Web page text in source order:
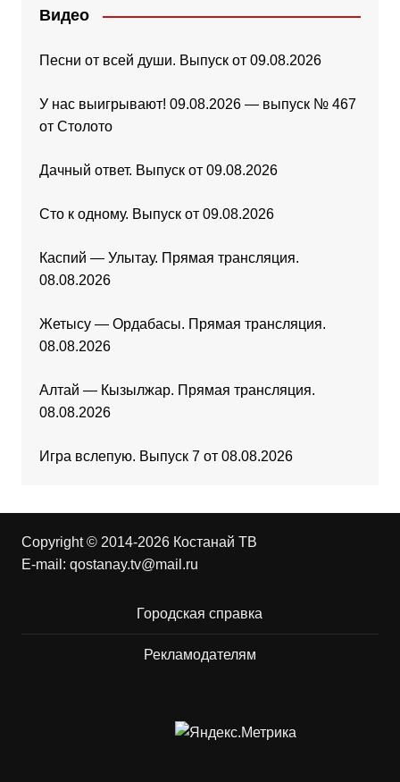
Видео
Песни от всей души. Выпуск от 09.08.2026
У нас выигрывают! 09.08.2026 — выпуск № 467
от Столото
Дачный ответ. Выпуск от 09.08.2026
Сто к одному. Выпуск от 09.08.2026
Каспий — Улытау. Прямая трансляция.
08.08.2026
Жетысу — Ордабасы. Прямая трансляция.
08.08.2026
Алтай — Кызылжар. Прямая трансляция.
08.08.2026
Игра вслепую. Выпуск 7 от 08.08.2026
Copyright © 2014-2026 Костанай ТВ
E-mail: qostanay.tv@mail.ru
Городская справка
Рекламодателям